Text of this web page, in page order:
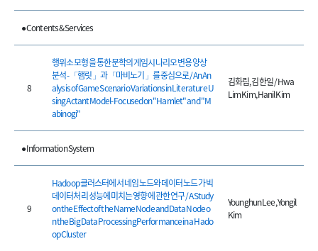
● Contents & Services
8
행위소 모형을 통한 문학의 게임시나리오 변용 양상
분석 - 「햄릿」과 「마비노기」를 중심으로 / An An
alysis of Game Scenario Variations in Literature U
sing Actant Model- Focused on "Hamlet" and "M
abinogi"
김화림, 김한일 / Hwa
Lim Kim, Hanil Kim
● Information System
9
Hadoop 클러스터에서 네임 노드와 데이터 노드가 빅
데이터처리 성능에 미치는 영향에 관한 연구 / A Study
on the Effect of the Name Node and Data Node o
n the Big Data ProcessingPerformance in a Hado
op Cluster
Younghun Lee, Yongil
Kim